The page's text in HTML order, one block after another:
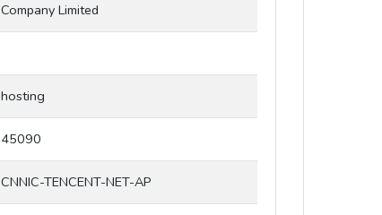
Company Limited
hosting
45090
CNNIC-TENCENT-NET-AP